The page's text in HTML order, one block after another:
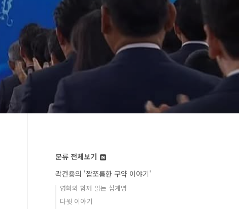
분류 전체보기
곽건용의 '짭쪼름한 구약 이야기'
영화와 함께 읽는 십계명
다윗 이야기